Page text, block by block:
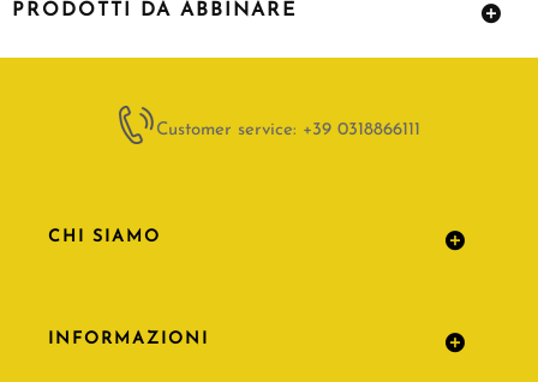
PRODOTTI DA ABBINARE
Customer service: +39 0318866111
CHI SIAMO
INFORMAZIONI